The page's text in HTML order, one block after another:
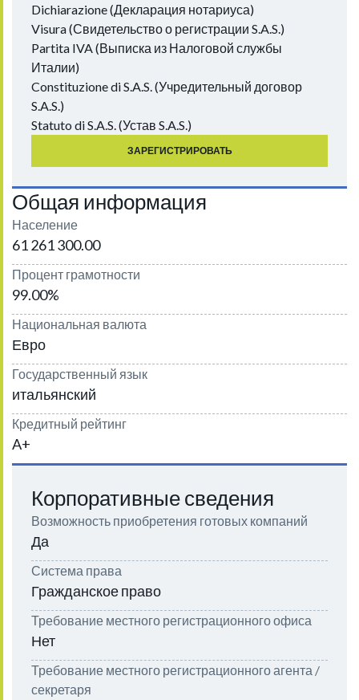
Dichiarazione (Декларация нотариуса)
Visura (Свидетельство о регистрации S.A.S.)
Partita IVA (Выписка из Налоговой службы
Италии)
Constituzione di S.A.S. (Учредительный договор
S.A.S.)
Statuto di S.A.S. (Устав S.A.S.)
ЗАРЕГИСТРИРОВАТЬ
Общая информация
Население
61 261 300.00
Процент грамотности
99.00%
Национальная валюта
Евро
Государственный язык
итальянский
Кредитный рейтинг
A+
Корпоративные сведения
Возможность приобретения готовых компаний
Да
Система права
Гражданское право
Требование местного регистрационного офиса
Нет
Требование местного регистрационного агента /
секретаря